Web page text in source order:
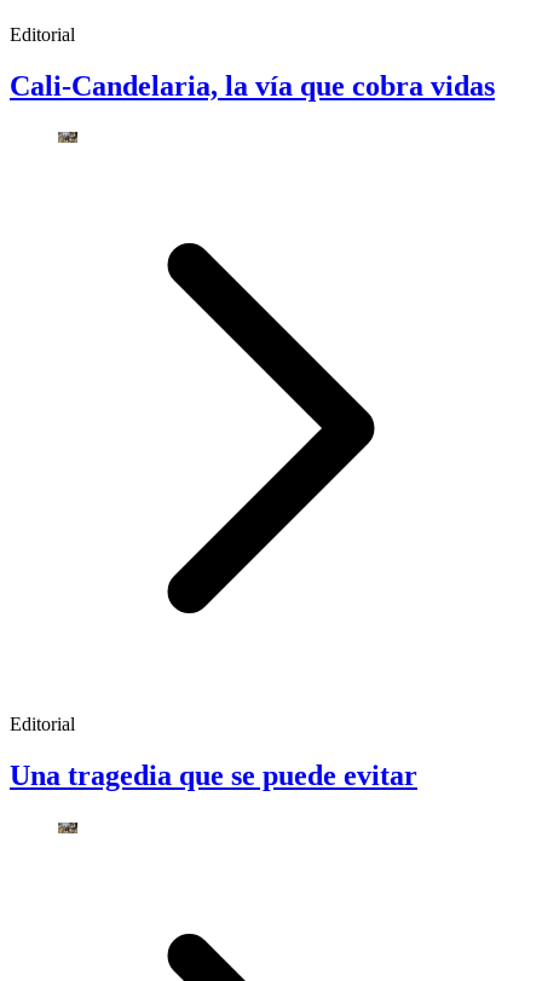
Editorial
Cali-Candelaria, la vía que cobra vidas
Editorial
Una tragedia que se puede evitar